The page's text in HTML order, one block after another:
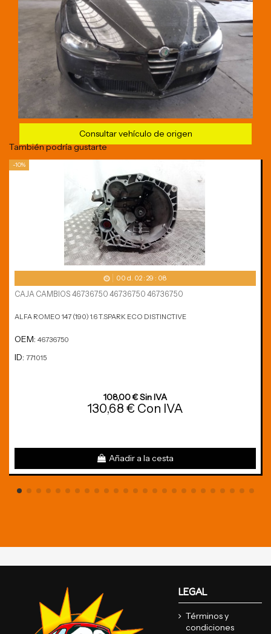
Consultar vehículo de origen
También podría gustarte
-10%
00 d. 02: 29 : 08
CAJA CAMBIOS 46736750 46736750 46736750
ALFA ROMEO 147 (190) 1.6 T.SPARK ECO DISTINCTIVE
OEM: 46736750
ID: 771015
108,00 € Sin IVA
130,68 € Con IVA
Añadir a la cesta
LEGAL
Términos y
condiciones